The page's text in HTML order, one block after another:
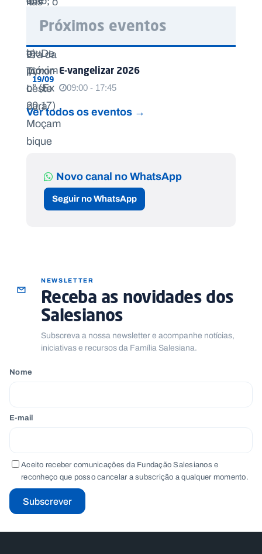
Próximos eventos
19/09
E-vangelizar 2026
09:00 - 17:45
Ver todos os eventos →
Novo canal no WhatsApp
Seguir no WhatsApp
NEWSLETTER
Receba as novidades dos
Salesianos
Subscreva a nossa newsletter e acompanhe notícias,
iniciativas e recursos da Família Salesiana.
Nome
E-mail
Aceito receber comunicações da Fundação Salesianos e
reconheço que posso cancelar a subscrição a qualquer momento.
Subscrever